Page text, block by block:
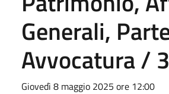
Generali,
Avvocatura /
Giovedì 8 maggio 2025 ore 12:00